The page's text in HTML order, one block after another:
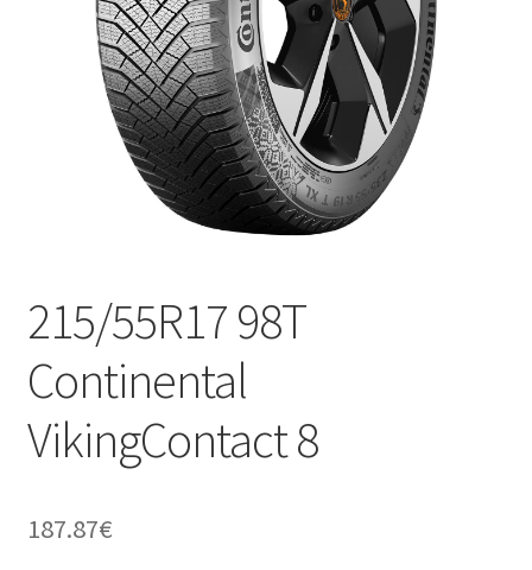
215/55R17 98T
Continental
VikingContact 8
187.87€